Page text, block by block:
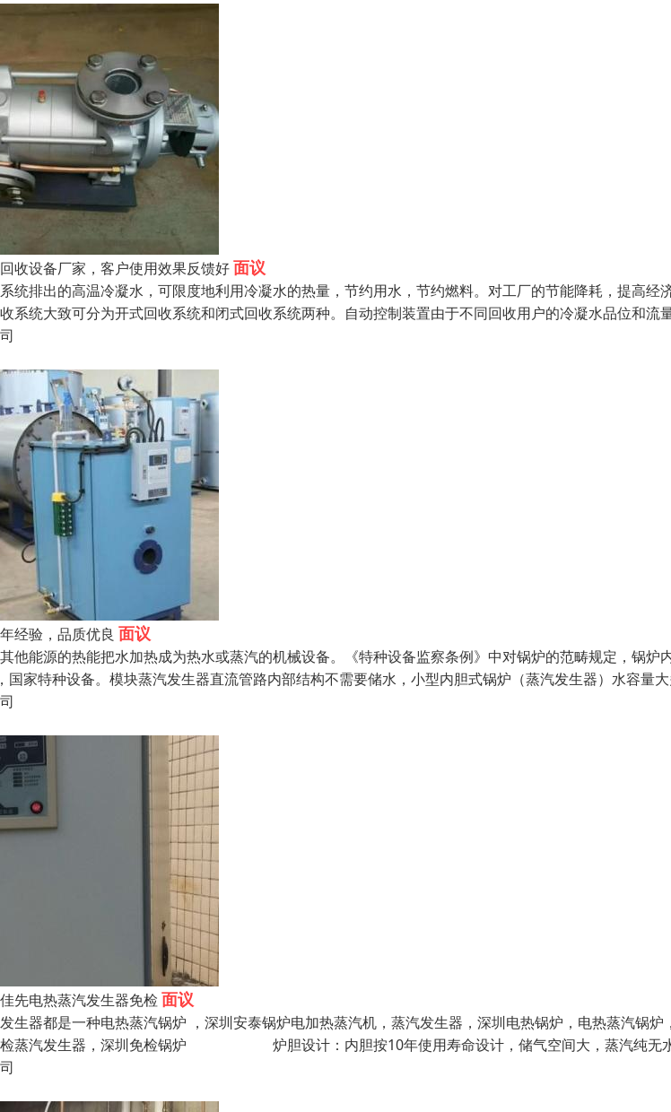
收设备厂家，客户使用效果反馈好面议
统排出的高温冷凝水，可限度地利用冷凝水的热量，节约用水，节约燃料。对工厂的节能降耗，提高经
系统大致可分为开式回收系统和闭式回收系统两种。自动控制装置由于不同回收用户的冷凝水品位和流
经验，品质优良 面议
他能源的热能把水加热成为热水或蒸汽的机械设备。《特种设备监察条例》中对锅炉的范畴规定，锅炉
国家特种设备。模块蒸汽发生器直流管路内部结构不需要储水，小型内胆式锅炉（蒸汽发生器）水容量
先电热蒸汽发生器免检 面议
器都是一种电热蒸汽锅炉 ，深圳安泰锅炉电加热蒸汽机，蒸汽发生器，深圳电热锅炉，电热蒸汽锅炉
检蒸汽发生器，深圳免检锅炉 炉胆设计：内胆按10年使用寿命设计，储气空间大，蒸汽纯无